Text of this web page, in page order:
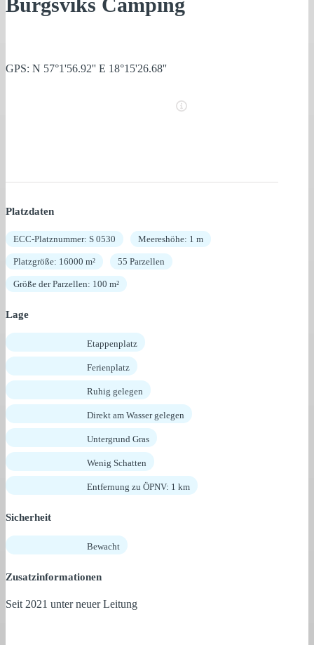
GPS: N 57°1'56.92'' E 18°15'26.68''
Platzdaten
ECC-Platznummer: S 0530 Meereshöhe: 1 m
Platzgröße: 16000 m² 55 Parzellen
Größe der Parzellen: 100 m²
Lage
Etappenplatz
Ferienplatz
Ruhig gelegen
Direkt am Wasser gelegen
Untergrund Gras
Wenig Schatten
Entfernung zu ÖPNV: 1 km
Sicherheit
Bewacht
Zusatzinformationen
Seit 2021 unter neuer Leitung